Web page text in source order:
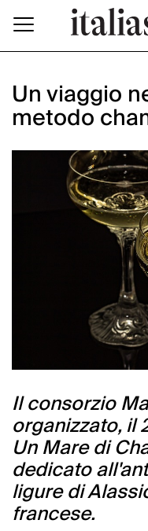
Un viaggio
metodo
Il consorzio
organizzato, il
Un Mare di
dedicato
ligure di
francese.